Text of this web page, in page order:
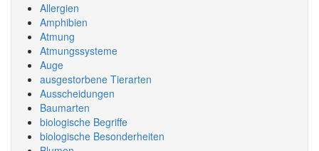
Allergien
Amphibien
Atmung
Atmungssysteme
Auge
ausgestorbene Tierarten
Ausscheidungen
Baumarten
biologische Begriffe
biologische Besonderheiten